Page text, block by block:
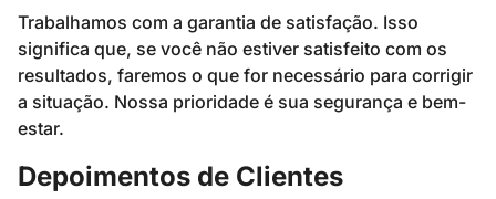
Trabalhamos com a garantia de satisfação. Isso
significa que, se você não estiver satisfeito com os
resultados, faremos o que for necessário para corrigir
a situação. Nossa prioridade é sua segurança e bem-
estar.
Depoimentos de Clientes